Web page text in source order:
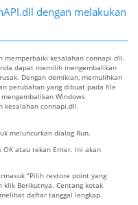
dengan melakukan
memperbaiki kesalahan connapi.dll.
dapat memilih mengembalikan
Dengan demikian, memulihkan
perubahan yang dibuat pada file
Windows
kesalahan connapi.dll.
meluncurkan dialog Run.
OK atau tekan Enter. Ini akan
“Pilih restore point yang
Berikutnya. Centang kotak
daftar tanggal lengkap.